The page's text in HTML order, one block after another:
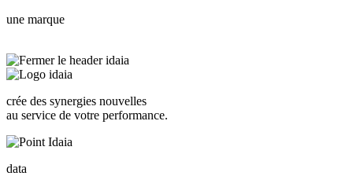
une marque
crée des synergies nouvelles
au service de votre performance.
data